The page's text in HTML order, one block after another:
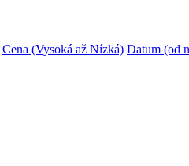
Cena (Vysoká až Nízká) Datum (od